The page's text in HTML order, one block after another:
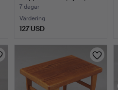
1900-tal…
7 dagar
Värdering
127 USD